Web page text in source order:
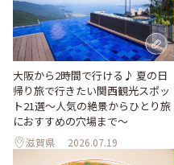
大阪から2時間で行ける♪ 夏の日
帰り旅で行きたい関西観光スポッ
ト21選～人気の絶景からひとり旅
におすすめの穴場まで～
滋賀県 2026.07.19